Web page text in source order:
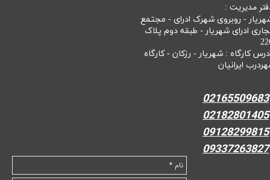
مدیریت :
- روبروی شهرک ادرای - مجتمع
ادرای شهریار - طبقه دوم پلاک
کارگاه : شهریار - رزکان - کارگاه
ایرانیان
02165509683
02182801405
09128299815
09337263827